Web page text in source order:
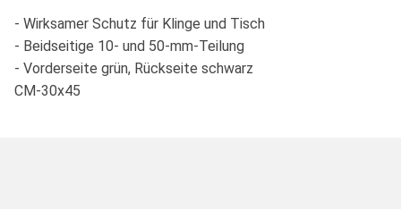
- Wirksamer Schutz für Klinge und Tisch
- Beidseitige 10- und 50-mm-Teilung
- Vorderseite grün, Rückseite schwarz
CM-30x45